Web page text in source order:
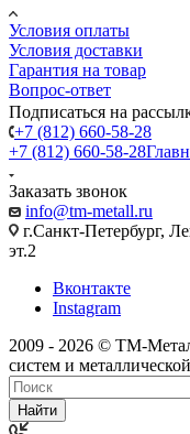
Условия оплаты
Условия доставки
Гарантия на товар
Вопрос-ответ
Подписаться на
+7 (812) 660-58-28
+7 (812) 660-58-28
Заказать звонок
info@tm-metall.ru
г.Санкт-Петербург,
эт.2
Вконтакте
Instagram
2009 - 2026 © ТМ-
систем и
Найти